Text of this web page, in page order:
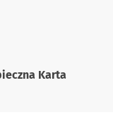
Karta